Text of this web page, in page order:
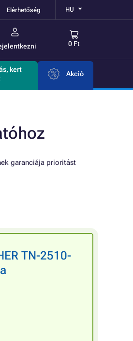
Elérhetőség HU
0 Ft
kert
Akció
garanciája prioritást
TN-2510-